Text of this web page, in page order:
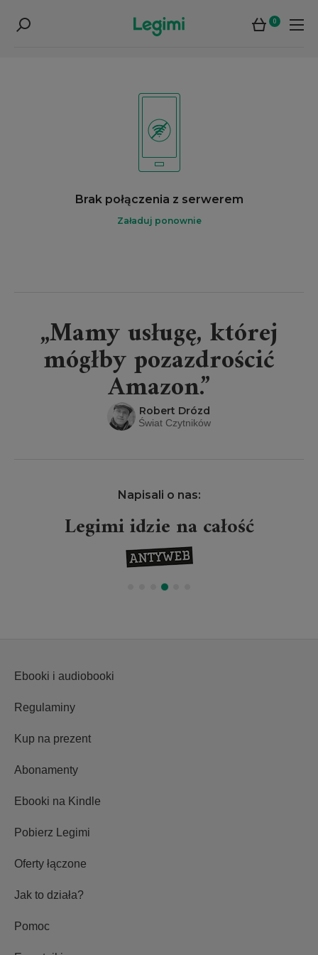
0
Brak połączenia z serwerem
Załaduj ponownie
„Mamy usługę, której
mógłby pozazdrościć
Amazon.”
Robert Drózd
Świat Czytników
Napisali o nas:
Legimi idzie na całość
Ebooki i audiobooki
Regulaminy
Kup na prezent
Abonamenty
Ebooki na Kindle
Pobierz Legimi
Oferty łączone
Jak to działa?
Pomoc